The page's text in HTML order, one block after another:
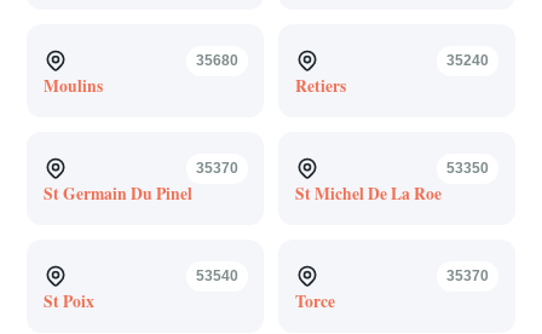
35680
Moulins
35240
Retiers
35370
St Germain Du Pinel
53350
St Michel De La Roe
53540
St Poix
35370
Torce